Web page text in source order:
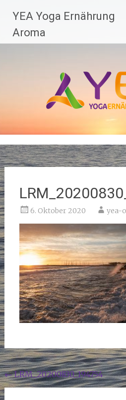
Inhalt
springen
YEA Yoga Ernährung
Aroma
6. Oktober 2020 yea-
Beitragsnavigation
←LRM_20200830_194754